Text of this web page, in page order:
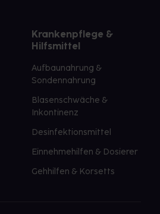
Krankenpflege &
Hilfsmittel
Aufbaunahrung &
Sondennahrung
Blasenschwäche &
Inkontinenz
Desinfektionsmittel
Einnehmehilfen & Dosierer
Gehhilfen & Korsetts